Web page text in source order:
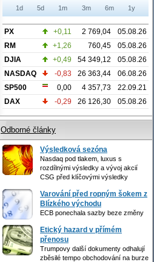
1d 5d 1m 3m 6m 1y
PX +0,11 2 769,04
05.08.26
RM
+1,26 760,45
05.08.26
DJIA
+0,49 54 349,12
05.08.26
NASDAQ
-0,83 26 363,44
06.08.26
SP500
0,00 4 357,73
22.09.21
DAX
-0,29 26 126,30 05.08.26
Odborné články
Výsledková sezóna
Nasdaq pod tlakem, luxus s
rozdílnými výsledky a vývoj akcií
CSG před klíčovými výsledky
Varování před ropným šokem z
Blízkého východu
ECB ponechala sazby beze změny
Etický hazard v přímém
přenosu
Trumpovy další dokumenty odhalují
zběsilé tempo obchodování na burze